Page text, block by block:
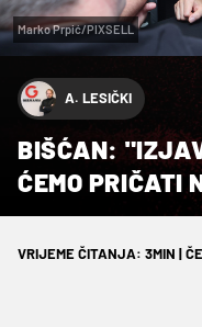
Marko Prpić/PIXSELL
A. LESIČKI
BIŠĆAN:
ĆEMO PRIČATI
VRIJEME ČITANJA: 3MIN |